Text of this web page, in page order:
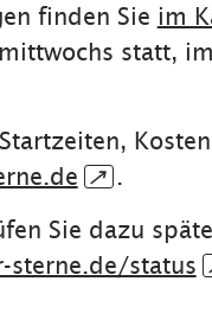
finden Sie im
statt,
↗ .
Sie dazu
sterne.de/status